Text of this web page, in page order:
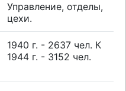
Управление, отделы,
цехи.
1940 г. - 2637 чел. К
1944 г. - 3152 чел.